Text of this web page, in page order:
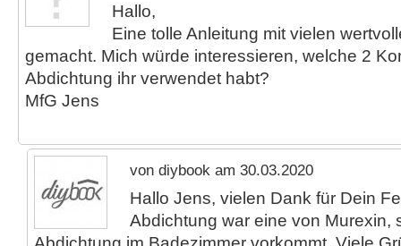
Hallo,
Eine tolle Anleitung mit vielen
gemacht. Mich würde interessieren, welche 2
Abdichtung ihr verwendet habt?
MfG Jens
von diybook am 30.03.2020
Hallo Jens, vielen Dank für Dein
Abdichtung war eine von Murexin,